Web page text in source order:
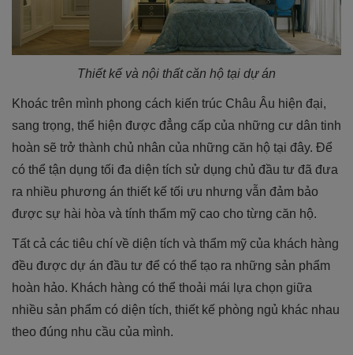
Thiết kế và nội thất căn hộ tại dự án
Khoác trên mình phong cách kiến trúc Châu Âu hiện đại,
sang trọng, thể hiện được đẳng cấp của những cư dân tinh
hoàn sẽ trở thành chủ nhân của những căn hộ tại đây. Để
có thể tận dụng tối đa diện tích sử dụng chủ đầu tư đã đưa
ra nhiều phương án thiết kế tối ưu nhưng vẫn đảm bảo
được sự hài hòa và tính thẩm mỹ cao cho từng căn hộ.
Tất cả các tiêu chí về diện tích và thẩm mỹ của khách hàng
đều được dự án đầu tư để có thể tạo ra những sản phẩm
hoàn hảo. Khách hàng có thể thoải mái lựa chọn giữa
nhiều sản phẩm có diện tích, thiết kế phòng ngủ khác nhau
theo đúng nhu cầu của mình.